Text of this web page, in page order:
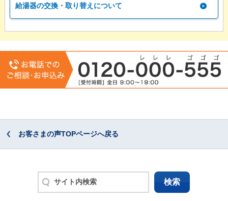
給湯器の交換・取り替えについて
お客さまの声TOPページへ戻る